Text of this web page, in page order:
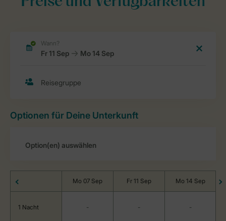
Optionen für Deine Unterkunft
Mo 07 Sep Fr 11 Sep Mo 14 Sep
1 Nacht - - -